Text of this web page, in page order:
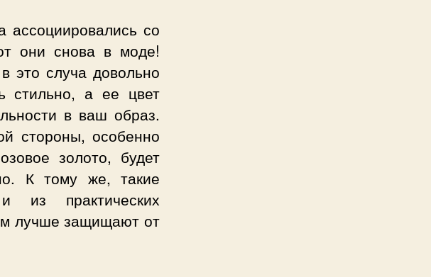
ассоциировались со
они снова в моде!
это случа довольно
стильно, а ее цвет
в ваш образ.
стороны, особенно
золото, будет
К тому же, такие
из практических
лучше защищают от